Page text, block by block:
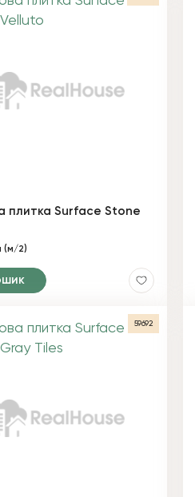
плитка Surface Stone
(м/2)
59692